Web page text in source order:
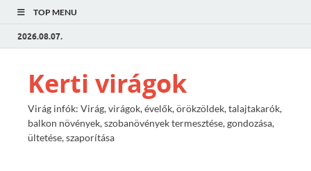
TOP MENU
2026.08.07.
Kerti virágok
Virág infók: Virág, virágok, évelők, örökzöldek, talajtakarók,
balkon növények, szobanövények termesztése, gondozása,
ültetése, szaporítása